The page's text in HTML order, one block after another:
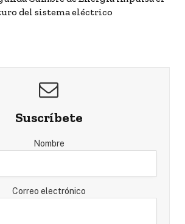
del sistema eléctrico
Suscríbete
Nombre
Correo electrónico